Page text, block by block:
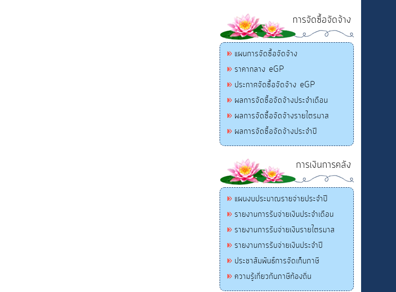
การจัดซื้อจัดจ้าง
แผนการจัดซื้อจัดจ้าง
ราคากลาง eGP
ประกาศจัดซื้อจัดจ้าง eGP
ผลการจัดซื้อจัดจ้างประจำเดือน
ผลการจัดซื้อจัดจ้างรายไตรมาส
ผลการจัดซื้อจัดจ้างประจำปี
การเงินการคลัง
แผนงบประมาณรายจ่ายประจำปี
รายงานการรับจ่ายเงินประจำเดือน
รายงานการรับจ่ายเงินรายไตรมาส
รายงานการรับจ่ายเงินประจำปี
ประชาสัมพันธ์การจัดเก็บภาษี
ความรู้เกี่ยวกับภาษีท้องถิ่น